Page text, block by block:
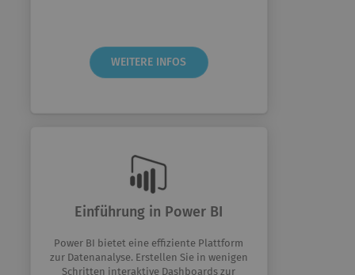
WEITERE INFOS
Einführung in Power BI
Power BI bietet eine effiziente Plattform
zur Datenanalyse. Erstellen Sie in wenigen
Schritten interaktive Dashboards zur